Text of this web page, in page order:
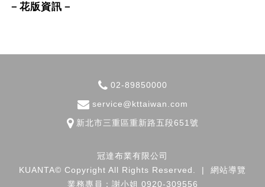
－花版資訊－
02-89850000
service@kttaiwan.com
新北市三重區重新路五段651號
冠達布業有限公司
KUANTA© Copyright All Rights Reserved.
| 網站導覽
業務專員：謝小姐 0920-309556